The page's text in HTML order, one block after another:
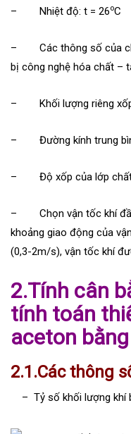
– Nhiệt độ: t = 26oC
– Các thông số của
bị công nghệ hóa chất –
– Khối lượng riêng
– Đường kính trung
– Độ xốp của lớp chất
– Chọn vận tốc khí đầu
khoảng giao động của
(0,3-2m/s), vận tốc khí
2.Tính cân
tính toán
aceton
2.1.Các thông
– Tỷ số khối lượng khí